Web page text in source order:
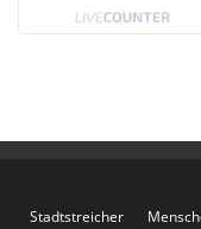
Stadtstreicher